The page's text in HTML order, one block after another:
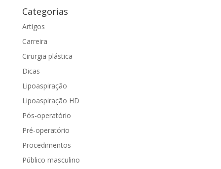
Categorias
Artigos
Carreira
Cirurgia plástica
Dicas
Lipoaspiração
Lipoaspiração HD
Pós-operatório
Pré-operatório
Procedimentos
Público masculino